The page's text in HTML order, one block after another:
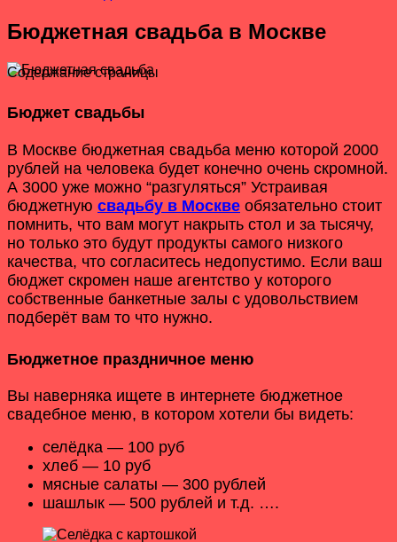
Бюджетная свадьба в Москве
Содержание страницы
Бюджет свадьбы
В Москве бюджетная свадьба меню которой 2000
рублей на человека будет конечно очень скромной.
А 3000 уже можно “разгуляться” Устраивая
бюджетную свадьбу в Москве обязательно стоит
помнить, что вам могут накрыть стол и за тысячу,
но только это будут продукты самого низкого
качества, что согласитесь недопустимо. Если ваш
бюджет скромен наше агентство у которого
собственные банкетные залы с удовольствием
подберёт вам то что нужно.
Бюджетное праздничное меню
Вы наверняка ищете в интернете бюджетное
свадебное меню, в котором хотели бы видеть:
селёдка — 100 руб
хлеб — 10 руб
мясные салаты — 300 рублей
шашлык — 500 рублей и т.д. ….